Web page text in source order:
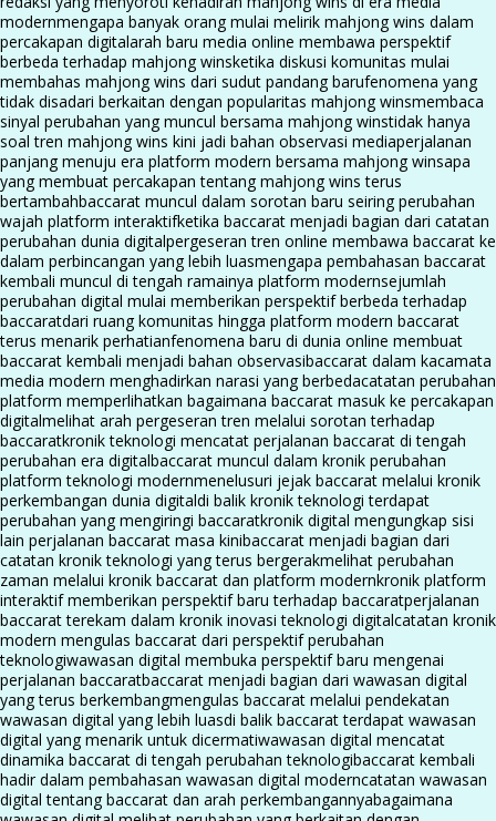
modernmengapa banyak orang mulai melirik mahjong wins dalam
percakapan digitalarah baru media online membawa perspektif
berbeda terhadap mahjong winsketika diskusi komunitas mulai
membahas mahjong wins dari sudut pandang barufenomena yang
tidak disadari berkaitan dengan popularitas mahjong winsmembaca
sinyal perubahan yang muncul bersama mahjong winstidak hanya
soal tren mahjong wins kini jadi bahan observasi mediaperjalanan
panjang menuju era platform modern bersama mahjong winsapa
yang membuat percakapan tentang mahjong wins terus
bertambahbaccarat muncul dalam sorotan baru seiring perubahan
wajah platform interaktifketika baccarat menjadi bagian dari catatan
perubahan dunia digitalpergeseran tren online membawa baccarat ke
dalam perbincangan yang lebih luasmengapa pembahasan baccarat
kembali muncul di tengah ramainya platform modernsejumlah
perubahan digital mulai memberikan perspektif berbeda terhadap
baccaratdari ruang komunitas hingga platform modern baccarat
terus menarik perhatianfenomena baru di dunia online membuat
baccarat kembali menjadi bahan observasibaccarat dalam kacamata
media modern menghadirkan narasi yang berbedacatatan perubahan
platform memperlihatkan bagaimana baccarat masuk ke percakapan
digitalmelihat arah pergeseran tren melalui sorotan terhadap
baccaratkronik teknologi mencatat perjalanan baccarat di tengah
perubahan era digitalbaccarat muncul dalam kronik perubahan
platform teknologi modernmenelusuri jejak baccarat melalui kronik
perkembangan dunia digitaldi balik kronik teknologi terdapat
perubahan yang mengiringi baccaratkronik digital mengungkap sisi
lain perjalanan baccarat masa kinibaccarat menjadi bagian dari
catatan kronik teknologi yang terus bergerakmelihat perubahan
zaman melalui kronik baccarat dan platform modernkronik platform
interaktif memberikan perspektif baru terhadap baccaratperjalanan
baccarat terekam dalam kronik inovasi teknologi digitalcatatan kronik
modern mengulas baccarat dari perspektif perubahan
teknologiwawasan digital membuka perspektif baru mengenai
perjalanan baccaratbaccarat menjadi bagian dari wawasan digital
yang terus berkembangmengulas baccarat melalui pendekatan
wawasan digital yang lebih luasdi balik baccarat terdapat wawasan
digital yang menarik untuk dicermatiwawasan digital mencatat
dinamika baccarat di tengah perubahan teknologibaccarat kembali
hadir dalam pembahasan wawasan digital moderncatatan wawasan
digital tentang baccarat dan arah perkembangannyabagaimana